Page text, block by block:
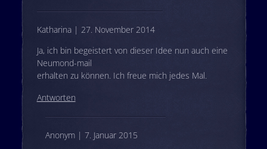
Katharina | 27. November 2014
Ja, ich bin begeistert von dieser Idee nun auch eine
Neumond-mail
erhalten zu können. Ich freue mich jedes Mal.
Antworten
Anonym | 7. Januar 2015